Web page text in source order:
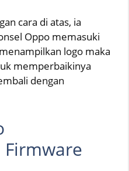
cara di atas, ia
Oppo memasuki
logo maka
memperbaikinya
dengan
Firmware